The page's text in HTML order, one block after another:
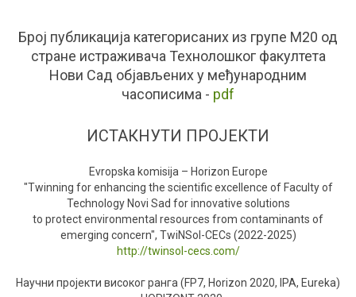
Број публикација категорисаних из групе М20 од
стране истраживача Технолошког факултета
Нови Сад објављених у међународним
часописима - pdf
ИСТАКНУТИ ПРОЈЕКТИ
Evropska komisija – Horizon Europe
"Twinning for enhancing the scientific excellence of Faculty of
Technology Novi Sad for innovative solutions
to protect environmental resources from contaminants of
emerging concern", TwiNSol-CECs (2022-2025)
http://twinsol-cecs.com/
Научни пројекти високог ранга (FP7, Horizon 2020, IPA, Eureka)